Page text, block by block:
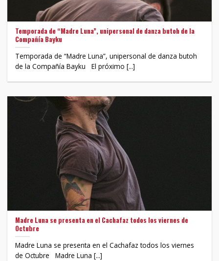
Temporada de “Madre Luna”, unipersonal de danza butoh de la
Compañía Bayku
Temporada de “Madre Luna”, unipersonal de danza butoh
de la Compañía Bayku El próximo [...]
Madre Luna se presenta en el Cachafaz todos los viernes de
Octubre
Madre Luna se presenta en el Cachafaz todos los viernes
de Octubre Madre Luna [...]